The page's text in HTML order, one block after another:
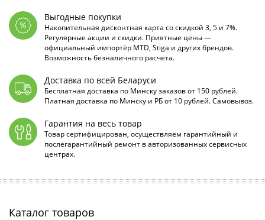
Выгодные покупки
Накопительная дисконтная карта со скидкой 3, 5 и 7%.
Регулярные акции и скидки. Приятные цены —
официальный импортёр MTD, Stiga и других брендов.
Возможность безналичного расчета.
Доставка по всей Беларуси
Бесплатная доставка по Минску заказов от 150 рублей.
Платная доставка по Минску и РБ от 10 рублей. Самовывоз.
Гарантия на весь товар
Товар сертифицирован, осуществляем гарантийный и
послегарантийный ремонт в авторизованных сервисных
центрах.
Каталог товаров